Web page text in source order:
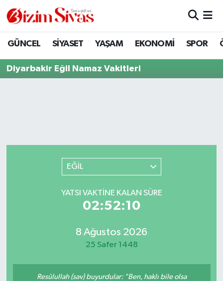
GÜNCEL SİYASET YAŞAM EKONOMİ SPOR
Diyarbakir Eğil Namaz Vakitleri
EĞİL
YATSI VAKTINE KALAN SÜRE
02:52:10
8 Ağustos 2026
25 Safer 1448
Resûlullah (sav) buyurdular: "Ben, haklı bile olsa
ARAMIZDAN AYRILANLAR
EKONOMİ
GÜNCEL
ÖZEL HABER
Sivas Nöbetçi Eczaneler
Tüm Manşetler
Son Dakika Haberleri